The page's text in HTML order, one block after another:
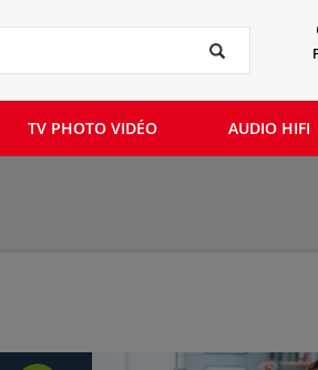
TV PHOTO VIDÉO AUDIO HIFI